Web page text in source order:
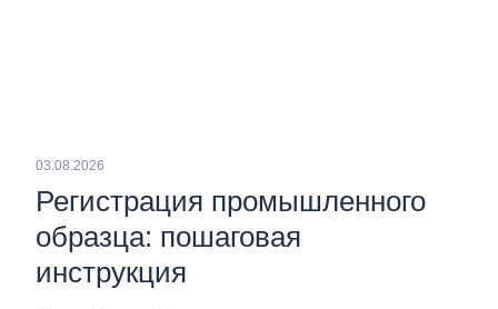
03.08.2026
Регистрация промышленного
образца: пошаговая
инструкция